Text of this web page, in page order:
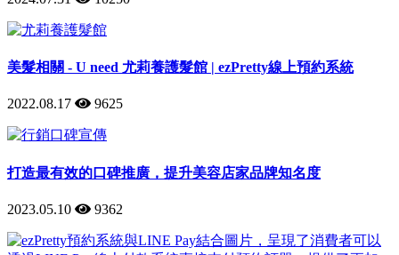
美髮相關 - U need 尤莉養護髮館 | ezPretty線上預約系統
2022.08.17 9625
打造最有效的口碑推廣，提升美容店家品牌知名度
2023.05.10 9362